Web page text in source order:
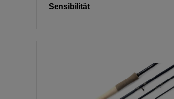
Sensibilität